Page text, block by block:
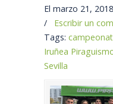
El marzo 21, 2018
/ Escribir un
Tags:
Iruñea
Sevilla